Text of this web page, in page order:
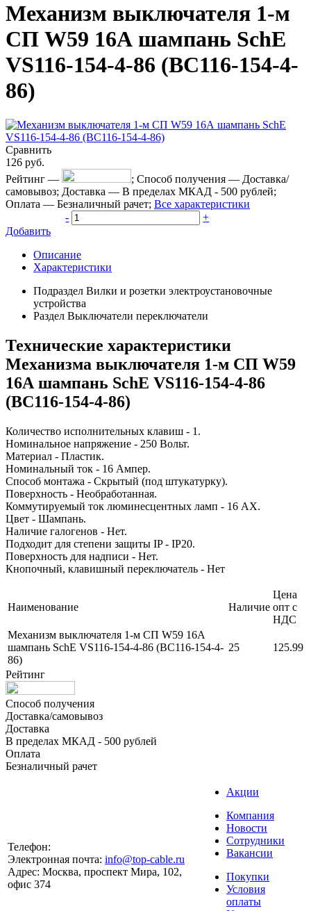
Механизм выключателя 1-м
СП W59 16А шампань SchE
VS116-154-4-86 (ВС116-154-4-
86)
Сравнить
126 руб.
Рейтинг — ; Способ получения — Доставка/
самовывоз; Доставка — В пределах МКАД - 500 рублей;
Оплата — Безналичный рачет; Все характеристики
-
+
Добавить
Описание
Характеристики
Подраздел Вилки и розетки электроустановочные
устройства
Раздел Выключатели переключатели
Технические характеристики
Механизма выключателя 1-м СП W59
16А шампань SchE VS116-154-4-86
(ВС116-154-4-86)
Количество исполнительных клавиш - 1.
Номинальное напряжение - 250 Вольт.
Материал - Пластик.
Номинальный ток - 16 Ампер.
Способ монтажа - Скрытый (под штукатурку).
Поверхность - Необработанная.
Коммутируемый ток люминесцентных ламп - 16 AX.
Цвет - Шампань.
Наличие галогенов - Нет.
Подходит для степени защиты IP - IP20.
Поверхность для надписи - Нет.
Кнопочный, клавишный переключатель - Нет
Наименование Наличие
Цена
опт с
НДС
Механизм выключателя 1-м СП W59 16А
шампань SchE VS116-154-4-86 (ВС116-154-4-
86)
25 125.99
Рейтинг
Способ получения
Доставка/самовывоз
Доставка
В пределах МКАД - 500 рублей
Оплата
Безналичный рачет
Телефон:
Электронная почта: info@top-cable.ru
Адрес: Москва, проспект Мира, 102,
офис 374
Акции
Компания
Новости
Сотрудники
Вакансии
Покупки
Условия
оплаты